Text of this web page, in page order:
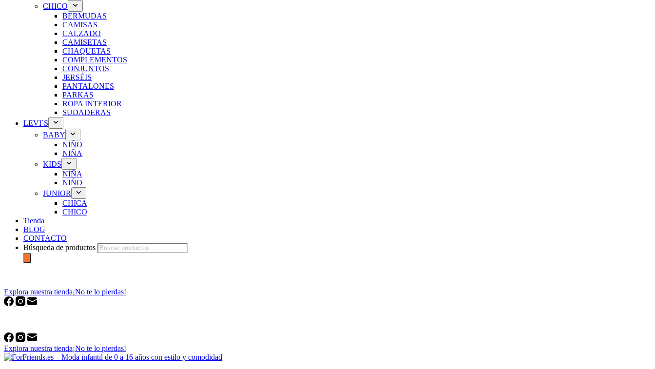
CHICO
BERMUDAS
CAMISAS
CALZADO
CAMISETAS
CHAQUETAS
COMPLEMENTOS
CONJUNTOS
JERSÉIS
PANTALONES
PARKAS
ROPA INTERIOR
SUDADERAS
LEVI´S
BABY
NIÑO
NIÑA
KIDS
NIÑA
NIÑO
JUNIOR
CHICA
CHICO
Tienda
BLOG
CONTACTO
Búsqueda de productos
Explora nuestra tienda¡No te lo pierdas!
Explora nuestra tienda¡No te lo pierdas!